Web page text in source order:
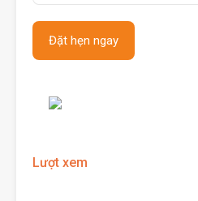
Lượt xem